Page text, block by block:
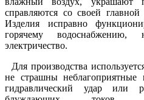
справляются со своей
Изделия исправно
горячему
электричество.
Для производства
не страшны неблагоприятные
гидравлический удар или